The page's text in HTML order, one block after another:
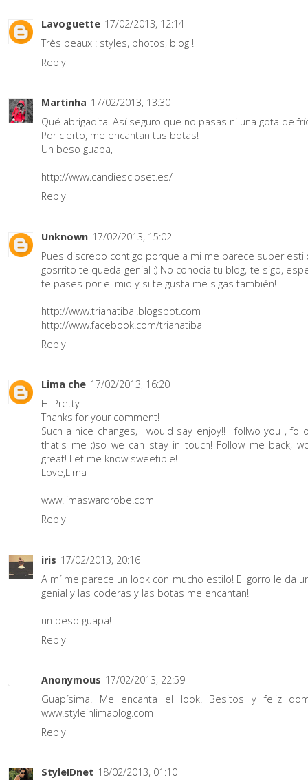
Lavoguette 17/02/2013, 12:14
Très beaux : styles, photos, blog !
Reply
Martinha 17/02/2013, 13:30
Qué abrigadita! Así seguro que no pasas ni una gota de
Por cierto, me encantan tus botas!
Un beso guapa,
http://www.candiescloset.es/
Reply
Unknown 17/02/2013, 15:02
Pues discrepo contigo porque a mi me parece super
gosrrito te queda genial :) No conocia tu blog, te sigo,
te pases por el mio y si te gusta me sigas también!
http://www.trianatibal.blogspot.com
http://www.facebook.com/trianatibal
Reply
Lima che 17/02/2013, 16:20
Hi Pretty
Thanks for your comment!
Such a nice changes, I would say enjoy!! I follwo you ,
that's me ;)so we can stay in touch! Follow me back,
great! Let me know sweetipie!
Love,Lima
www.limaswardrobe.com
Reply
iris 17/02/2013, 20:16
A mí me parece un look con mucho estilo! El gorro le da
genial y las coderas y las botas me encantan!
un beso guapa!
Reply
Anonymous 17/02/2013, 22:59
Guapísima! Me encanta el look. Besitos y feliz
www.styleinlimablog.com
Reply
StyleIDnet 18/02/2013, 01:10